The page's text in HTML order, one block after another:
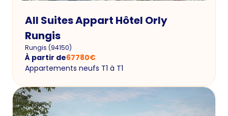
All Suites Appart Hôtel Orly
Rungis
Rungis (94150)
À partir de67780€
Appartements neufs T1 à T1